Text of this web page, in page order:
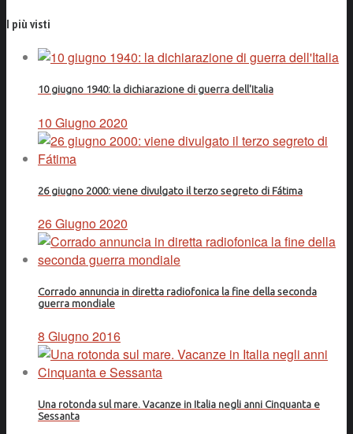
I più visti
10 giugno 1940: la dichiarazione di guerra dell'Italia
10 Giugno 2020
26 giugno 2000: viene divulgato il terzo segreto di Fátima
26 Giugno 2020
Corrado annuncia in diretta radiofonica la fine della seconda
guerra mondiale
8 Giugno 2016
Una rotonda sul mare. Vacanze in Italia negli anni Cinquanta e
Sessanta